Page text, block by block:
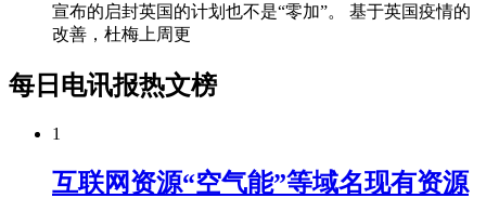
宣布的启封英国的计划也不是“零加”。 基于英国疫情的
改善，杜梅上周更
每日电讯报热文榜
1
互联网资源“空气能”等域名现有资源